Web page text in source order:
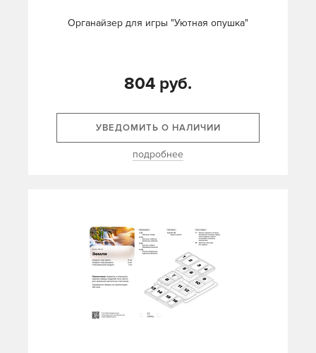
Органайзер для игры "Уютная опушка"
804 руб.
УВЕДОМИТЬ О НАЛИЧИИ
подробнее